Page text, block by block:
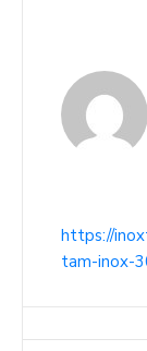
https://
tam-inox-